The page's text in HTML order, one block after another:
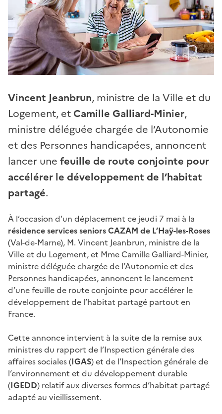
Vincent Jeanbrun, ministre de la Ville et du
Logement, et Camille Galliard-Minier,
ministre déléguée chargée de l’Autonomie
et des Personnes handicapées, annoncent
lancer une feuille de route conjointe pour
accélérer le développement de l’habitat
partagé.
À l’occasion d’un déplacement ce jeudi 7 mai à la
résidence services seniors CAZAM de L’Haÿ-les-Roses
(Val-de-Marne), M. Vincent Jeanbrun, ministre de la
Ville et du Logement, et Mme Camille Galliard-Minier,
ministre déléguée chargée de l’Autonomie et des
Personnes handicapées, annoncent le lancement
d’une feuille de route conjointe pour accélérer le
développement de l’habitat partagé partout en
France.
Cette annonce intervient à la suite de la remise aux
ministres du rapport de l’Inspection générale des
affaires sociales (IGAS) et de l’Inspection générale de
l’environnement et du développement durable
(IGEDD) relatif aux diverses formes d’habitat partagé
adapté au vieillissement.